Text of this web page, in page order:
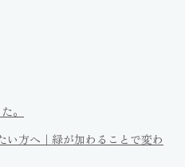
。
い方へ｜緑が加わることで変わ